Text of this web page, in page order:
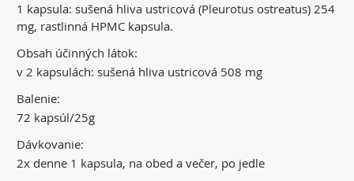
1 kapsula: sušená hliva ustricová (Pleurotus ostreatus) 254
mg, rastlinná HPMC kapsula.
Obsah účinných látok:
v 2 kapsulách: sušená hliva ustricová 508 mg
Balenie:
72 kapsúl/25g
Dávkovanie:
2x denne 1 kapsula, na obed a večer, po jedle